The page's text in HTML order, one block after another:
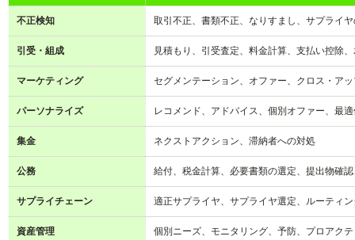
不正検知 取引不正、書類不正、なりすまし、サプライ
引受・組成 見積もり、引受査定、料金計算、支払い控除
マーケティング セグメンテーション、オファー、クロス・ア
パーソナライズ レコメンド、アドバイス、個別オファー、最
集金 ネクストアクション、滞納者への対処
公務 給付、税金計算、必要書類の選定、提出物確
サプライチェーン 適正サプライヤ、サプライヤ選定、ルーティ
資産管理 個別ニーズ、モニタリング、予防、プロアク